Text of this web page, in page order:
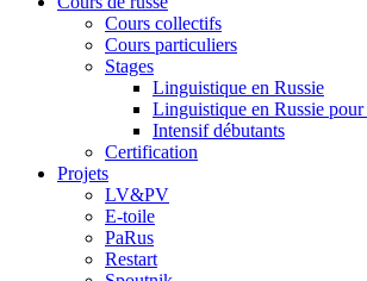
Cours collectifs
Cours particuliers
Stages
Linguistique en Russie
Linguistique en Russie
Intensif débutants
Certification
Projets
LV&PV
E-toile
PaRus
Restart